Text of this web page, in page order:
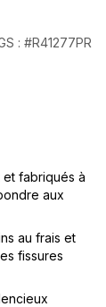
: #R41277PR
et fabriqués à
aux
au frais et
fissures